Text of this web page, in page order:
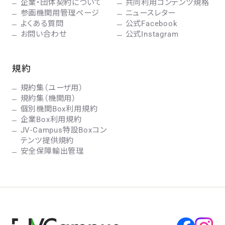
企業・団体契約について
参画機関用管理ページ
よくある質問
お問い合わせ
共同利用コンテンツ規格
ニュースレター
公式Facebook
公式Instagram
規約
規約集（ユーザ用）
規約集（機関用）
個別機関Box利用規約
企業Box利用規約
JV-Campus特設Boxコン
テンツ提供規約
安全保障輸出管理